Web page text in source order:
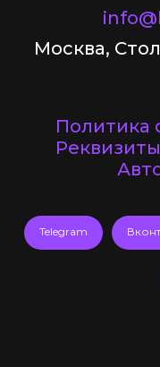
Москва,
Политика
Реквизиты
Telegram